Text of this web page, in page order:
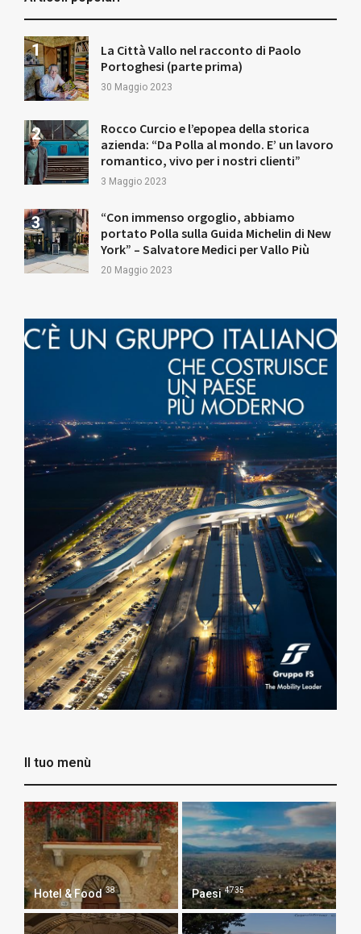
La Città Vallo nel racconto di Paolo
Portoghesi (parte prima)
30 Maggio 2023
Rocco Curcio e l’epopea della storica
azienda: “Da Polla al mondo. E’ un lavoro
romantico, vivo per i nostri clienti”
3 Maggio 2023
“Con immenso orgoglio, abbiamo
portato Polla sulla Guida Michelin di New
York” – Salvatore Medici per Vallo Più
20 Maggio 2023
Il tuo menù
Hotel & Food 38 Paesi 4735